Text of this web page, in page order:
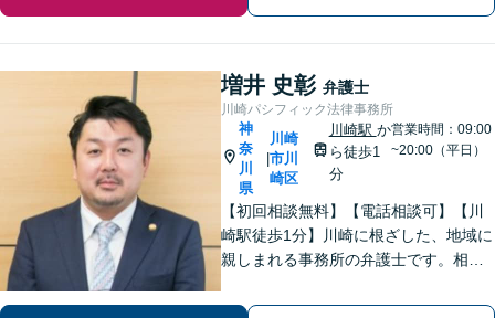
増井 史彰 弁護士
川崎パシフィック法律事務所
神
奈
川
県
|
川崎
市川
崎区
川崎駅 か
ら徒歩1
分
営業時間：09:00
~20:00（平日）
【初回相談無料】【電話相談可】【川
崎駅徒歩1分】川崎に根ざした、地域に
親しまれる事務所の弁護士です。相
って対応致します。クチコミ・リピー